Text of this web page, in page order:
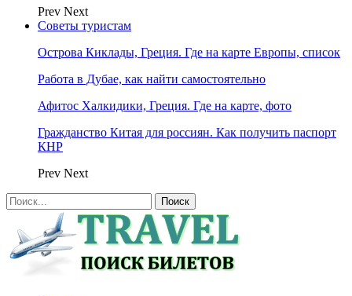
Prev Next
Советы туристам
Острова Киклады, Греция. Где на карте Европы, список
Работа в Дубае, как найти самостоятельно
Афитос Халкидики, Греция. Где на карте, фото
Гражданство Китая для россиян. Как получить паспорт
КНР
Prev Next